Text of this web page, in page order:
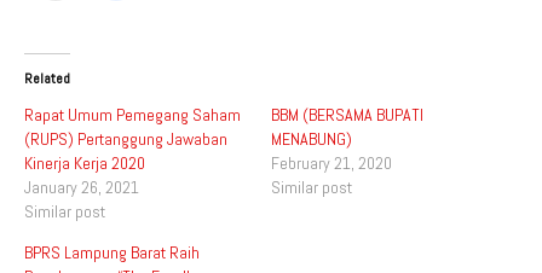
Related
Rapat Umum Pemegang Saham
(RUPS) Pertanggung Jawaban
Kinerja Kerja 2020
January 26, 2021
Similar post
BBM (BERSAMA BUPATI
MENABUNG)
February 21, 2020
Similar post
BPRS Lampung Barat Raih